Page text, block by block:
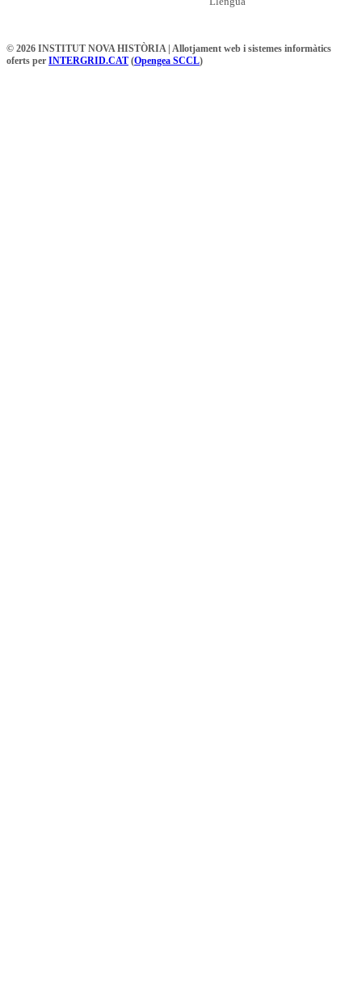
© 2026 INSTITUT NOVA HISTÒRIA | Allotjament web i sistemes informàtics
oferts per INTERGRID.CAT (Opengea SCCL)